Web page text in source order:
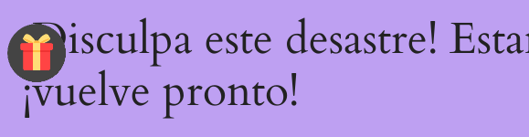
¡Disculpa este desastre!
¡vuelve pronto!